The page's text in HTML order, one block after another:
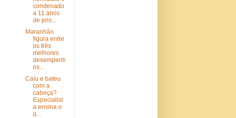
condenado
a 11 anos
de pris...
Maranhão
figura entre
os três
melhores
desempenh
os...
Caiu e bateu
com a
cabeça?
Especialist
a ensina o
q...